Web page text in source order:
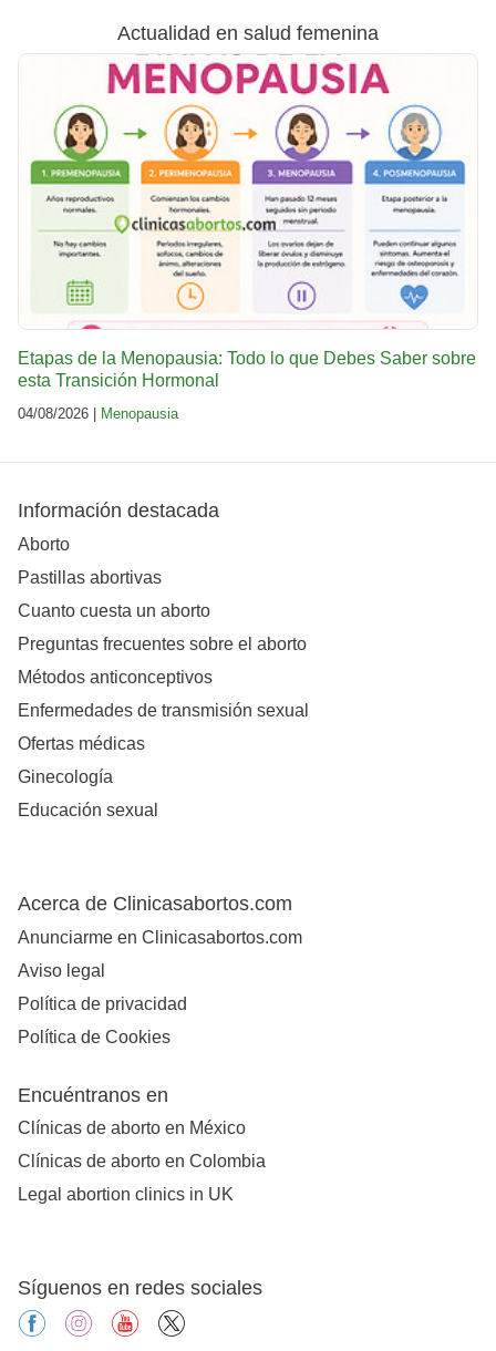
Actualidad en salud femenina
Etapas de la Menopausia: Todo lo que Debes Saber sobre
esta Transición Hormonal
04/08/2026 | Menopausia
Información destacada
Aborto
Pastillas abortivas
Cuanto cuesta un aborto
Preguntas frecuentes sobre el aborto
Métodos anticonceptivos
Enfermedades de transmisión sexual
Ofertas médicas
Ginecología
Educación sexual
Acerca de Clinicasabortos.com
Anunciarme en Clinicasabortos.com
Aviso legal
Política de privacidad
Política de Cookies
Encuéntranos en
Clínicas de aborto en México
Clínicas de aborto en Colombia
Legal abortion clinics in UK
Síguenos en redes sociales
facebookinstagramyoutube